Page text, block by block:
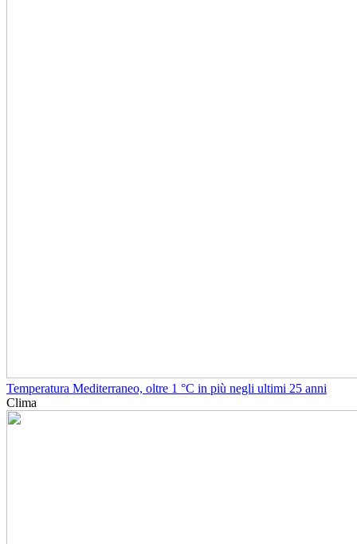
Temperatura Mediterraneo, oltre 1 °C in più negli ultimi 25 anni
Clima